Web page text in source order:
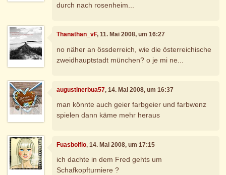
durch nach rosenheim...
Thanathan_vF, 11. Mai 2008, um 16:27
no näher an össderreich, wie die österreichische
zweidhauptstadt münchen? o je mi ne...
augustinerbua57, 14. Mai 2008, um 16:37
man könnte auch geier farbgeier und farbwenz
spielen dann käme mehr heraus
Fuasboiflo, 14. Mai 2008, um 17:15
ich dachte in dem Fred gehts um
Schafkopfturniere ?